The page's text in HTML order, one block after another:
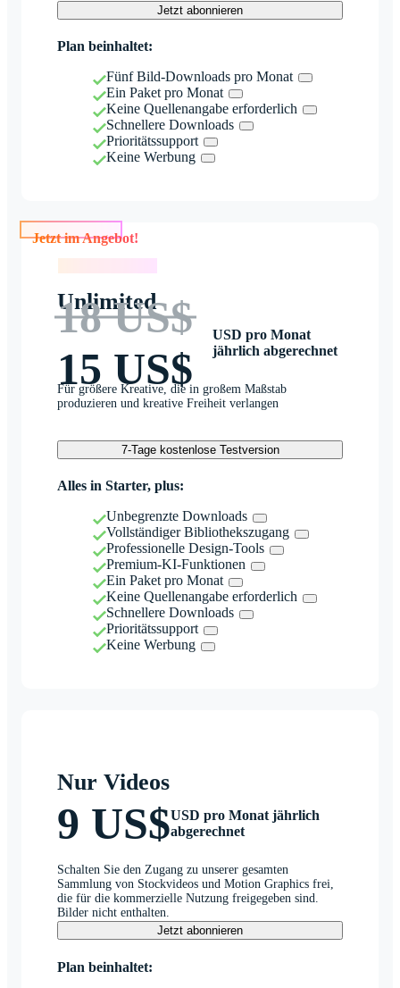
Jetzt abonnieren
Plan beinhaltet:
Fünf Bild-Downloads pro Monat
Ein Paket pro Monat
Keine Quellenangabe erforderlich
Schnellere Downloads
Prioritätssupport
Keine Werbung
Jetzt im Angebot!
Unlimited
18 US$
15 US$
USD pro Monat
jährlich abgerechnet
Für größere Kreative, die in großem Maßstab
produzieren und kreative Freiheit verlangen
7-Tage kostenlose Testversion
Alles in Starter, plus:
Unbegrenzte Downloads
Vollständiger Bibliothekszugang
Professionelle Design-Tools
Premium-KI-Funktionen
Ein Paket pro Monat
Keine Quellenangabe erforderlich
Schnellere Downloads
Prioritätssupport
Keine Werbung
Nur Videos
9 US$USD pro Monat jährlich
abgerechnet
Schalten Sie den Zugang zu unserer gesamten
Sammlung von Stockvideos und Motion Graphics frei,
die für die kommerzielle Nutzung freigegeben sind.
Bilder nicht enthalten.
Jetzt abonnieren
Plan beinhaltet: